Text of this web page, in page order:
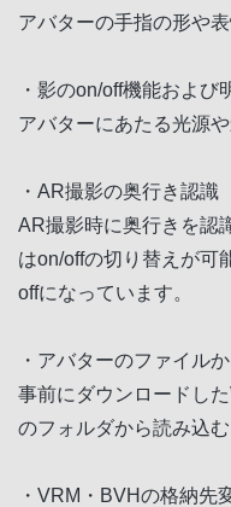
アバターの手指の形や
・影のon/off機能およ
アバターにあたる光源
・AR撮影の奥行き認識
AR撮影時に奥行きを認
はon/offの切り替えが可
offになっています。
・アバターのファイル
事前にダウンロードし
のフォルダから読み込む
・VRM・BVHの格納先